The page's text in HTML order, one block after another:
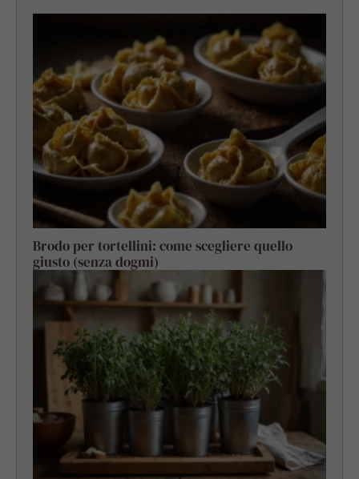
Brodo per tortellini: come scegliere quello
giusto (senza dogmi)